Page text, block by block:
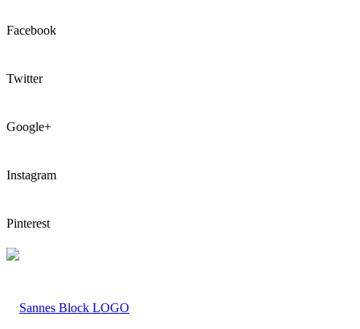
Facebook
Twitter
Google+
Instagram
Pinterest
LOGO